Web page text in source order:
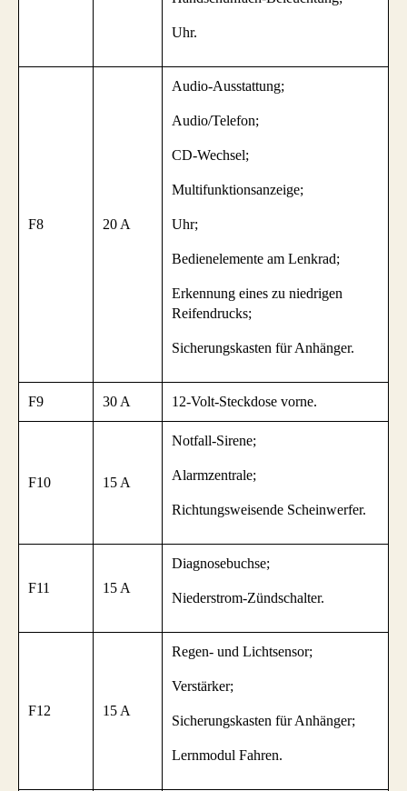
Uhr.
F8 20 A
Audio-Ausstattung;
Audio/Telefon;
CD-Wechsel;
Multifunktionsanzeige;
Uhr;
Bedienelemente am Lenkrad;
Erkennung eines zu niedrigen
Reifendrucks;
Sicherungskasten für Anhänger.
F9 30 A 12-Volt-Steckdose vorne.
F10 15 A
Notfall-Sirene;
Alarmzentrale;
Richtungsweisende Scheinwerfer.
F11 15 A
Diagnosebuchse;
Niederstrom-Zündschalter.
F12 15 A
Regen- und Lichtsensor;
Verstärker;
Sicherungskasten für Anhänger;
Lernmodul Fahren.